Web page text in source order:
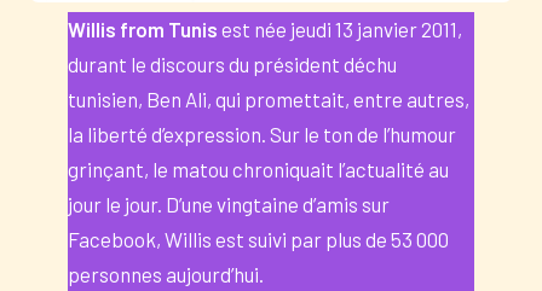
Willis from Tunis est née jeudi 13 janvier 2011,
durant le discours du président déchu
tunisien, Ben Ali, qui promettait, entre autres,
la liberté d’expression. Sur le ton de l’humour
grinçant, le matou chroniquait l’actualité au
jour le jour. D’une vingtaine d’amis sur
Facebook, Willis est suivi par plus de 53 000
personnes aujourd’hui.